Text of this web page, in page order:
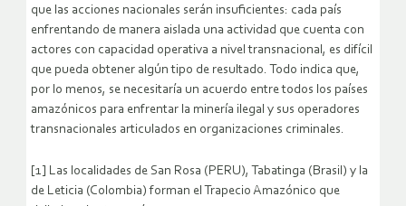
que las acciones nacionales serán insuficientes: cada país
enfrentando de manera aislada una actividad que cuenta con
actores con capacidad operativa a nivel transnacional, es difícil
que pueda obtener algún tipo de resultado. Todo indica que,
por lo menos, se necesitaría un acuerdo entre todos los países
amazónicos para enfrentar la minería ilegal y sus operadores
transnacionales articulados en organizaciones criminales.
[1] Las localidades de San Rosa (PERU), Tabatinga (Brasil) y la
de Leticia (Colombia) forman el Trapecio Amazónico que